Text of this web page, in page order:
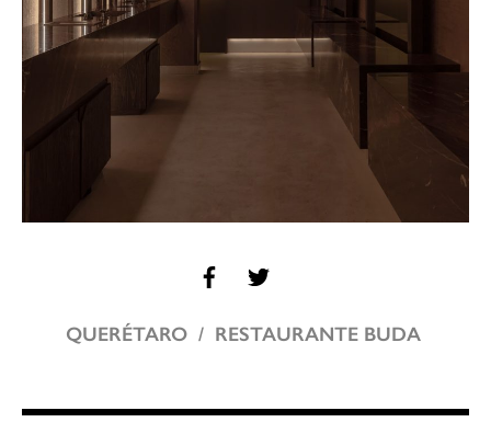
QUERÉTARO RESTAURANTE BUDA